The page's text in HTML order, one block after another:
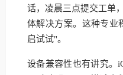
话，凌晨三点提交工单
体解决方案。这种专业
启试试"。
设备兼容性也有讲究。